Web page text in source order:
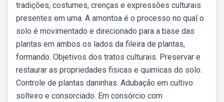
tradições, costumes, crenças e expressões culturais
presentes em uma. A amontoa é o processo no qual o
solo é movimentado e direcionado para a base das
plantas em ambos os lados da fileira de plantas,
formando. Objetivos dos tratos culturais. Preservar e
restaurar as propriedades fisicas e quimicas do solo.
Controle de plantas daninhas. Adubação em cultivo
solteiro e consorciado. Em consórcio com